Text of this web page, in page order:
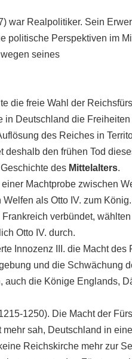
war Realpolitiker. Sein
politische Perspektiven im
seines
die freie Wahl der
in Deutschland die Freiheiten
des Reiches in
den frühen Tod
des Mittelalters.
Machtprobe zwischen
als Otto IV. zum König.
verbündet,
Otto IV. durch.
Innozenz III. die Macht des
und die Schwächung
auch die Könige Englands,
1250). Die Macht der
sah, Deutschland in
Reichskirche mehr zur